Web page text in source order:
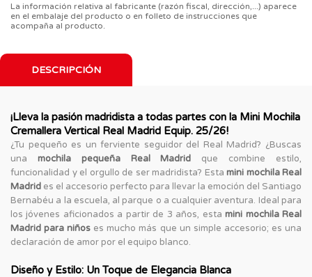
La información relativa al fabricante (razón fiscal, dirección,...) aparece
en el embalaje del producto o en folleto de instrucciones que
acompaña al producto.
DESCRIPCIÓN
¡Lleva la pasión madridista a todas partes con la Mini Mochila
Cremallera Vertical Real Madrid Equip. 25/26!
¿Tu pequeño es un ferviente seguidor del Real Madrid? ¿Buscas
una mochila pequeña Real Madrid que combine estilo,
funcionalidad y el orgullo de ser madridista? Esta mini mochila Real
Madrid es el accesorio perfecto para llevar la emoción del Santiago
Bernabéu a la escuela, al parque o a cualquier aventura. Ideal para
los jóvenes aficionados a partir de 3 años, estamini mochila Real
Madrid para niños es mucho más que un simple accesorio; es una
declaración de amor por el equipo blanco.
Diseño y Estilo: Un Toque de Elegancia Blanca